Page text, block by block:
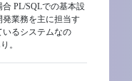
PL/SQLでの基本設
業務を主に担当す
いるシステムなの
。